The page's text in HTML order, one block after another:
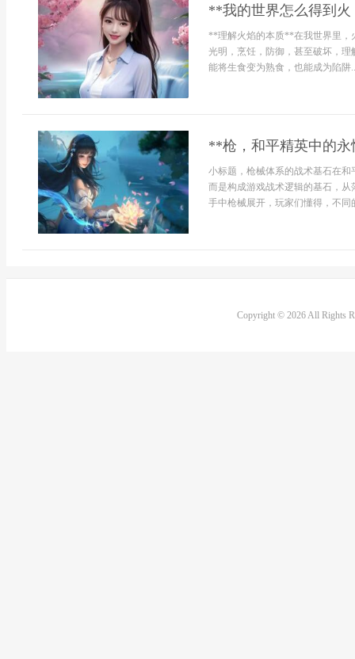
**我的世界怎么得到
**理解火焰的本质**在我世界里，
光明，烹饪，防御，甚至破坏，
能将生食变为熟食，也能成为陷阱
**枪，和平精英中的
小标题，枪械体系的战术基石在
而是构成游戏战术逻辑的基石，
手中枪械展开，玩家们懂得，不
Copyright © 2026 All Rights